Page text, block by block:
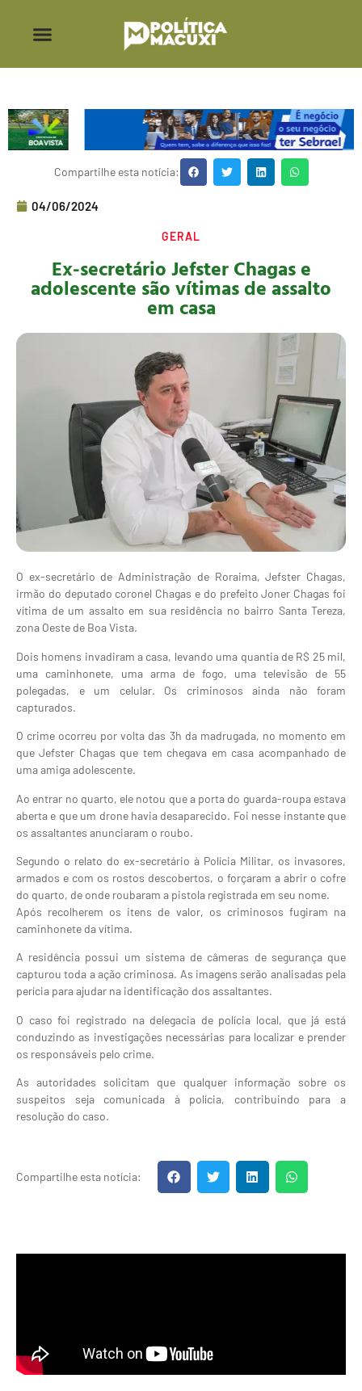
Compartilhe esta notícia:
04/06/2024
GERAL
Ex-secretário Jefster Chagas e
adolescente são vítimas de assalto
em casa
O ex-secretário de Administração de Roraima, Jefster Chagas,
irmão do deputado coronel Chagas e do prefeito Joner Chagas foi
vítima de um assalto em sua residência no bairro Santa Tereza,
zona Oeste de Boa Vista.
Dois homens invadiram a casa, levando uma quantia de R$ 25 mil,
uma caminhonete, uma arma de fogo, uma televisão de 55
polegadas, e um celular. Os criminosos ainda não foram
capturados.
O crime ocorreu por volta das 3h da madrugada, no momento em
que Jefster Chagas que tem chegava em casa acompanhado de
uma amiga adolescente.
Ao entrar no quarto, ele notou que a porta do guarda-roupa estava
aberta e que um drone havia desaparecido. Foi nesse instante que
os assaltantes anunciaram o roubo.
Segundo o relato do ex-secretário à Polícia Militar, os invasores,
armados e com os rostos descobertos, o forçaram a abrir o cofre
do quarto, de onde roubaram a pistola registrada em seu nome.
Após recolherem os itens de valor, os criminosos fugiram na
caminhonete da vítima.
A residência possui um sistema de câmeras de segurança que
capturou toda a ação criminosa. As imagens serão analisadas pela
perícia para ajudar na identificação dos assaltantes.
O caso foi registrado na delegacia de polícia local, que já está
conduzindo as investigações necessárias para localizar e prender
os responsáveis pelo crime.
As autoridades solicitam que qualquer informação sobre os
suspeitos seja comunicada à polícia, contribuindo para a
resolução do caso.
Compartilhe esta notícia: